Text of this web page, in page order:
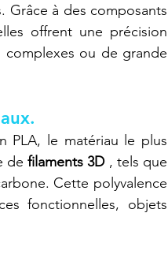
Grâce à des composants
offrent une précision
ou de grande
PLA, le matériau le plus
de filaments 3D , tels que
Cette polyvalence
fonctionnelles, objets